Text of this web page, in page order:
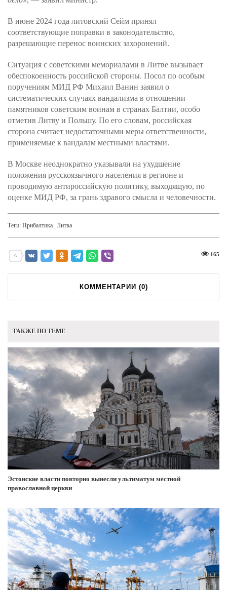
В июне 2024 года литовский Сейм принял
соответствующие поправки в законодательство,
разрешающие перенос воинских захоронений.
Ситуация с советскими мемориалами в Литве вызывает
обеспокоенность российской стороны. Посол по особым
поручениям МИД РФ Михаил Ванин заявил о
систематических случаях вандализма в отношении
памятников советским воинам в странах Балтии, особо
отметив Литву и Польшу. По его словам, российская
сторона считает недостаточными меры ответственности,
применяемые к вандалам местными властями.
В Москве неоднократно указывали на ухудшение
положения русскоязычного населения в регионе и
проводимую антироссийскую политику, выходящую, по
оценке МИД РФ, за грань здравого смысла и человечности.
Теги: Прибалтика Литва
165
КОММЕНТАРИИ (0)
ТАКЖЕ ПО ТЕМЕ
Эстонские власти повторно вынесли ультиматум местной
православной церкви